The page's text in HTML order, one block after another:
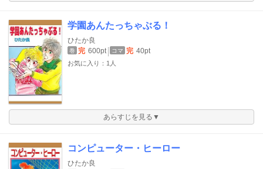
学園あんたっちゃぶる！
ひたか良
巻 完 600pt コマ 完 40pt
お気に入り：1人
あらすじを見る▼
コンピューター・ヒーロー
ひたか良